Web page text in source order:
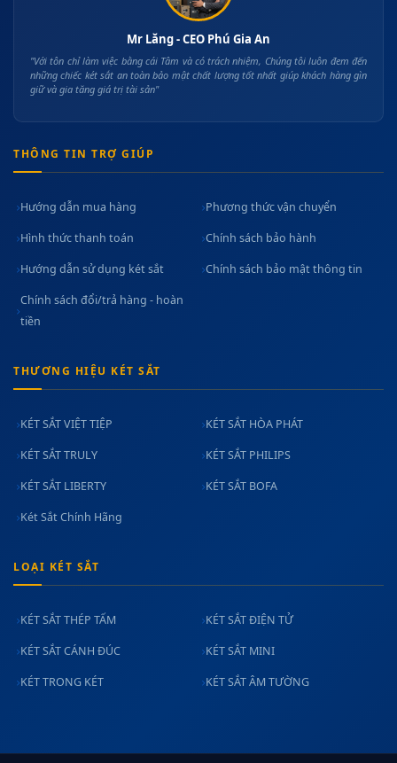
Mr Lăng - CEO Phú Gia An
"Với tôn chỉ làm việc bằng cái Tâm và có trách nhiệm, Chúng tôi luôn đem đến
những chiếc két sắt an toàn bảo mật chất lượng tốt nhất giúp khách hàng gìn
giữ và gia tăng giá trị tài sản"
THÔNG TIN TRỢ GIÚP
Hướng dẫn mua hàng Phương thức vận chuyển
Hình thức thanh toán Chính sách bảo hành
Hướng dẫn sử dụng két sắt Chính sách bảo mật thông tin
Chính sách đổi/trả hàng - hoàn
tiền
THƯƠNG HIỆU KÉT SẮT
KÉT SẮT VIỆT TIỆP KÉT SẮT HÒA PHÁT
KÉT SẮT TRULY KÉT SẮT PHILIPS
KÉT SẮT LIBERTY KÉT SẮT BOFA
Két Sắt Chính Hãng
LOẠI KÉT SẮT
KÉT SẮT THÉP TẤM KÉT SẮT ĐIỆN TỬ
KÉT SẮT CÁNH ĐÚC KÉT SẮT MINI
KÉT TRONG KÉT KÉT SẮT ÂM TƯỜNG